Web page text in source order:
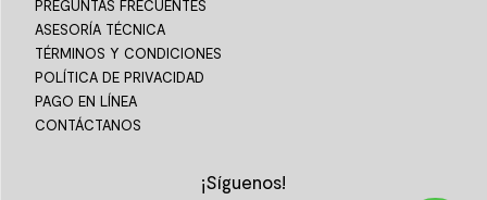
PREGUNTAS FRECUENTES
ASESORÍA TÉCNICA
TÉRMINOS Y CONDICIONES
POLÍTICA DE PRIVACIDAD
PAGO EN LÍNEA
CONTÁCTANOS
¡Síguenos!